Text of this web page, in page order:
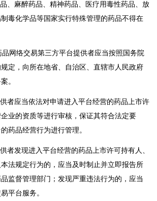
、麻醉药品、精神药品、医疗用毒性药品、放
毒化学品等国家实行特殊管理的药品不得在
品网络交易第三方平台提供者应当按照国务院
定，向所在地省、自治区、直辖市人民政府
。
者应当依法对申请进入平台经营的药品上市许
业的资质等进行审核，保证其符合法定要
药品经营行为进行管理。
者发现进入平台经营的药品上市许可持有人、
法规定行为的，应当及时制止并立即报告所
监督管理部门；发现严重违法行为的，应当
平台服务。